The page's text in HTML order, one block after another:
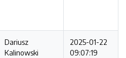
Dariusz
Kalinowski
2025-01-22
09:07:19